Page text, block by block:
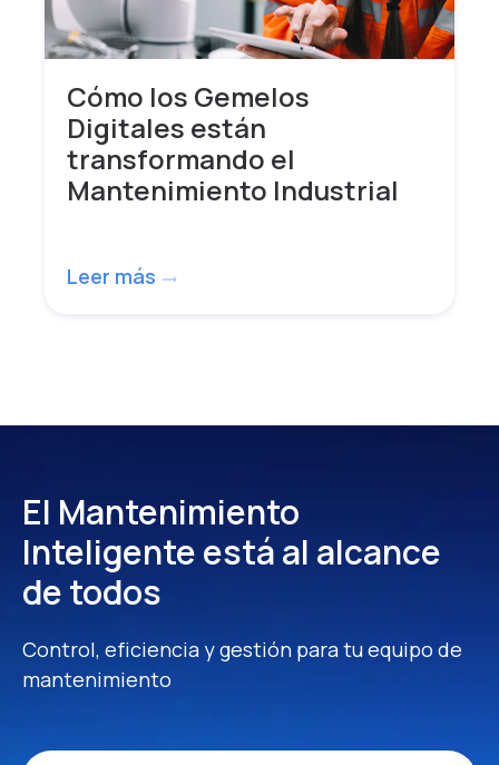
Cómo los Gemelos
Digitales están
transformando el
Mantenimiento Industrial
Leer más trending_flat
El Mantenimiento
Inteligenteestá al alcance
de todos
Control, eficiencia y gestión para tu equipo de
mantenimiento